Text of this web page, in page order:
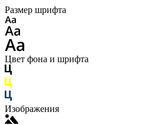
Размер шрифта
Цвет фона и шрифта
Изображения